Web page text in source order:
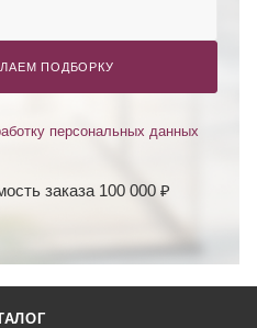
ПОДБОРКУ
персональных данных
заказа 100 000 ₽